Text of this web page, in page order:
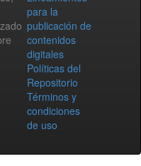
para la
publicación de
contenidos
digitales
Políticas del
Repositorio
Términos y
condiciones
de uso